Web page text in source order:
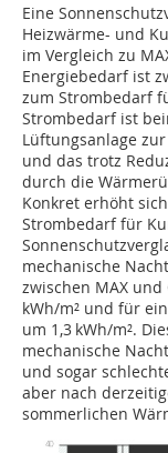
Eine
Heizwärme- und
im Vergleich zu
Energiebedarf ist
zum Strombedarf
Strombedarf ist
Lüftungsanlage
und das trotz
durch die
Konkret erhöht
Strombedarf für
mechanische
zwischen MAX
kWh/m² und für
um 1,3 kWh/m².
mechanische
und sogar
aber nach
sommerlichen